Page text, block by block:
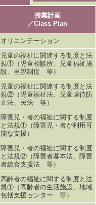
授業計画
／Class Plan
オリエンテーション
児童の福祉に関連する制度と法
規①（児童相談所、児童福祉施
設、里親制度 等）
児童の福祉に関連する制度と法
規②（児童福祉法、児童虐待防
止法、民法 等）
障害児・者の福祉に関する制度
と法規①（障害児・者が利用可
能な支援）
障害児・者の福祉に関する制度
と法規②（障害者基本法、障害
者総合支援法 等）
高齢者の福祉に関する制度と法
規①（高齢者の生活施設、地域
包括支援センター 等）